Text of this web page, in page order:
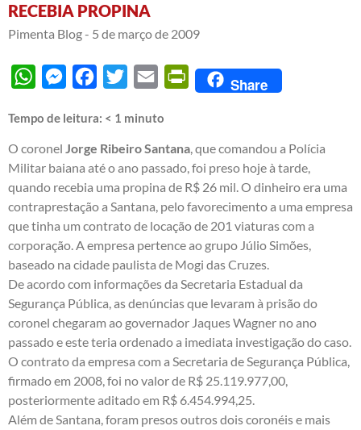
RECEBIA PROPINA
Pimenta Blog - 5 de março de 2009
WhatsAppMessengerFacebook
Twitter Email PrintFriendly
Share
Tempo de leitura: < 1 minuto
O coronel Jorge Ribeiro Santana, que comandou a Polícia
Militar baiana até o ano passado, foi preso hoje à tarde,
quando recebia uma propina de R$ 26 mil. O dinheiro era uma
contraprestação a Santana, pelo favorecimento a uma empresa
que tinha um contrato de locação de 201 viaturas com a
corporação. A empresa pertence ao grupo Júlio Simões,
baseado na cidade paulista de Mogi das Cruzes.
De acordo com informações da Secretaria Estadual da
Segurança Pública, as denúncias que levaram à prisão do
coronel chegaram ao governador Jaques Wagner no ano
passado e este teria ordenado a imediata investigação do caso.
O contrato da empresa com a Secretaria de Segurança Pública,
firmado em 2008, foi no valor de R$ 25.119.977,00,
posteriormente aditado em R$ 6.454.994,25.
Além de Santana, foram presos outros dois coronéis e mais